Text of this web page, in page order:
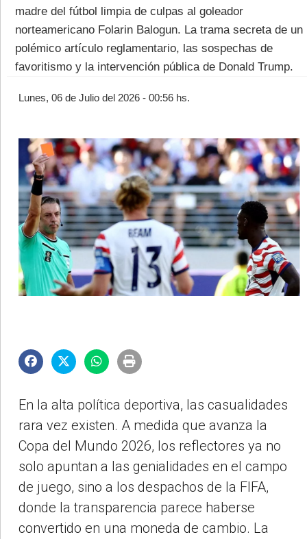
©2007/2026
madre del fútbol limpia de culpas al goleador
norteamericano Folarin Balogun. La trama secreta de un
polémico artículo reglamentario, las sospechas de
favoritismo y la intervención pública de Donald Trump.
Lunes, 06 de Julio del 2026 - 00:56 hs.
En la alta política deportiva, las casualidades
rara vez existen. A medida que avanza la
Copa del Mundo 2026, los reflectores ya no
solo apuntan a las genialidades en el campo
de juego, sino a los despachos de la FIFA,
donde la transparencia parece haberse
convertido en una moneda de cambio. La